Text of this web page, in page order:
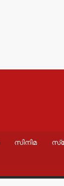
സിനിമ